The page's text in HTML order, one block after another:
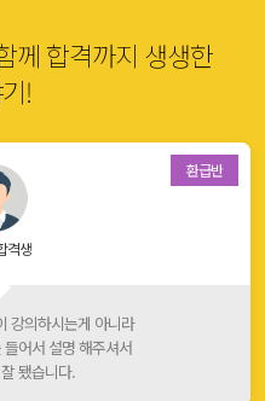
께 합격까지 생생한
!
환급반
격생
강의하시는게 아니라
어서 설명 해주셔서
됐습니다.